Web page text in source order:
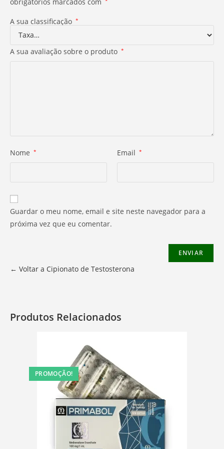
A sua classificação *
A sua avaliação sobre o produto *
Nome * Email *
Guardar o meu nome, email e site neste navegador para a
próxima vez que eu comentar.
← Voltar a Cipionato de Testosterona
Produtos Relacionados
PROMOÇÃO!